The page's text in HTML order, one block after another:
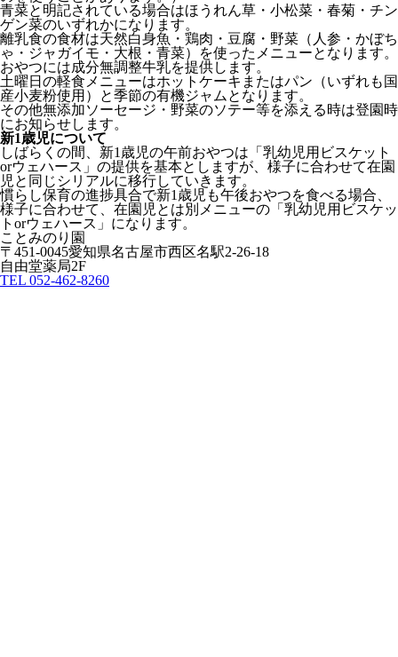
青菜と明記されている場合はほうれん草・小松菜・春菊・チン
ゲン菜のいずれかになります。
離乳食の食材は天然白身魚・鶏肉・豆腐・野菜（人参・かぼち
ゃ・ジャガイモ・大根・青菜）を使ったメニューとなります。
おやつには成分無調整牛乳を提供します。
土曜日の軽食メニューはホットケーキまたはパン（いずれも国
産小麦粉使用）と季節の有機ジャムとなります。
その他無添加ソーセージ・野菜のソテー等を添える時は登園時
にお知らせします。
新1歳児について
しばらくの間、新1歳児の午前おやつは「乳幼児用ビスケット
orウェハース」の提供を基本としますが、様子に合わせて在園
児と同じシリアルに移行していきます。
慣らし保育の進捗具合で新1歳児も午後おやつを食べる場合、
様子に合わせて、在園児とは別メニューの「乳幼児用ビスケッ
トorウェハース」になります。
ことみのり園
〒451-0045愛知県名古屋市西区名駅2-26-18
自由堂薬局2F
TEL 052-462-8260